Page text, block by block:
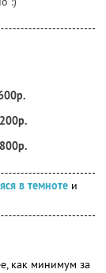
в темноте и
как минимум за